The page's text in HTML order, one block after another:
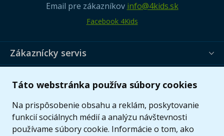
Táto webstránka používa súbory cookies
Na prispôsobenie obsahu a reklám, poskytovanie
funkcií sociálnych médií a analýzu návštevnosti
používame súbory cookie. Informácie o tom, ako
Email pre zákazníkov info@4kids.sk
Facebook 4Kids
Zákaznícky servis